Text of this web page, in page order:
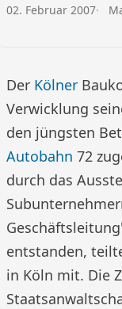
Veröffentlicht am:
02. Februar 2007
Der Kölner
Verwicklung
den jüngsten
Autobahn 72
durch das
entstanden,
in Köln mit. Die